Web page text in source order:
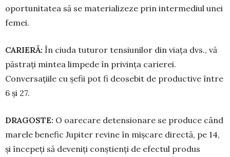
oportunitatea să se materializeze prin intermediul unei
femei.
CARIERĂ: În ciuda tuturor tensiunilor din viața dvs., vă
păstrați mintea limpede în pri­vința carierei.
Conversațiile cu șefii pot fi deo­sebit de productive între
6 și 27.
DRAGOSTE: O oarecare detensionare se pro­duce când
marele benefic Jupiter re­vine în mișcare directă, pe 14,
și începeți să deve­niți conștienți de efectul produs